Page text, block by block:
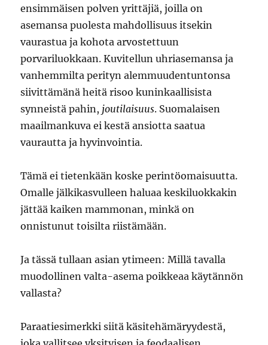
ensimmäisen polven yrittäjiä, joilla on
asemansa puolesta mahdollisuus itsekin
vaurastua ja kohota arvostettuun
porvariluokkaan. Kuvitellun uhriasemansa ja
vanhemmilta perityn alemmuudentuntonsa
siivittämänä heitä risoo kuninkaallisista
synneistä pahin, joutilaisuus. Suomalaisen
maailmankuva ei kestä ansiotta saatua
vaurautta ja hyvinvointia.
Tämä ei tietenkään koske perintöomaisuutta.
Omalle jälkikasvulleen haluaa keskiluokkakin
jättää kaiken mammonan, minkä on
onnistunut toisilta riistämään.
Ja tässä tullaan asian ytimeen: Millä tavalla
muodollinen valta-asema poikkeaa käytännön
vallasta?
Paraatiesimerkki siitä käsitehämäryydestä,